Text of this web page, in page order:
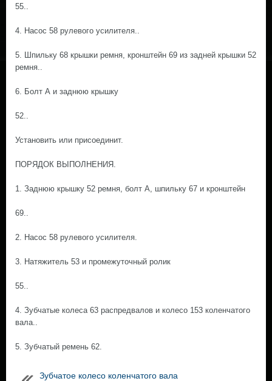
55..
4. Насос 58 рулевого усилителя..
5. Шпильку 68 крышки ремня, кронштейн 69 из задней крышки 52
ремня..
6. Болт А и заднюю крышку
52..
Установить или присоединит.
ПОРЯДОК ВЫПОЛНЕНИЯ.
1. Заднюю крышку 52 ремня, болт А, шпильку 67 и кронштейн
69..
2. Насос 58 рулевого усилителя.
3. Натяжитель 53 и промежуточный ролик
55..
4. Зубчатые колеса 63 распредвалов и колесо 153 коленчатого
вала..
5. Зубчатый ремень 62.
Зубчатое колесо коленчатого вала